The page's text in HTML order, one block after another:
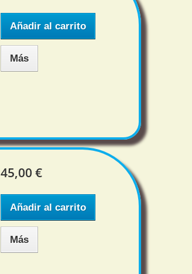
Añadir al carrito
Más
45,00 €
Añadir al carrito
Más